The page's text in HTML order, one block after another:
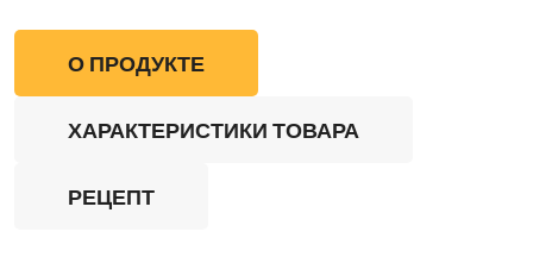
О ПРОДУКТЕ
ХАРАКТЕРИСТИКИ ТОВАРА
РЕЦЕПТ